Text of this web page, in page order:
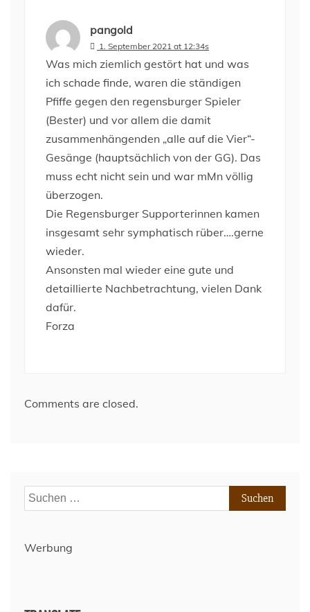
pangold
1. September 2021 at 12:34s
Was mich ziemlich gestört hat und was
ich schade finde, waren die ständigen
Pfiffe gegen den regensburger Spieler
(Bester) und vor allem die damit
zusammenhängenden „alle auf die Vier“-
Gesänge (hauptsächlich von der GG). Das
muss echt nicht sein und war mMn völlig
überzogen.
Die Regensburger Supporterinnen kamen
insgesamt sehr symphatisch rüber….gerne
wieder.
Ansonsten mal wieder eine gute und
detaillierte Nachbetrachtung, vielen Dank
dafür.
Forza
Comments are closed.
Suchen
nach:
Werbung